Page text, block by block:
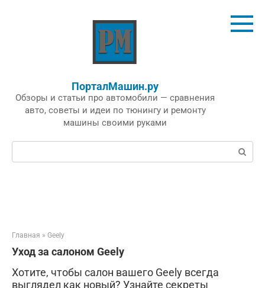
ПорталМашин.ру
Обзоры и статьи про автомобили — сравнения
авто, советы и идеи по тюнингу и ремонту
машины своими руками
Поиск:
Главная » Geely
Уход за салоном Geely
Хотите, чтобы салон вашего Geely всегда
выглядел как новый? Узнайте секреты